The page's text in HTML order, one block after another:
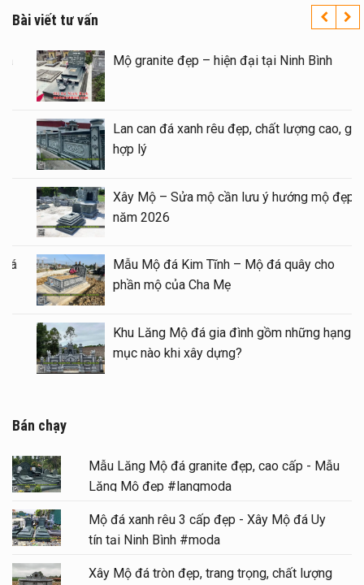
Bài viết tư vấn
Xây Lăng Mộ đá uy tín trên toàn quốc – Đá
Mỹ Nghệ Ninh Bình
Báo giá xây Mộ đá đôi 1 mái đẹp tại Ninh
Bình cuối năm 2026
Kinh nghiệm xây Mộ – sửa Mộ bằng Mẫu
Mộ đá đẹp, chất lượng
Mẫu Lăng thờ đá 1 mái đẹp – Long đình đá
1 mái
Mẫu Lầu thờ đá (Gian thờ đá) tại khu Lăng
Mộ gia tộc
Bán chạy
Mẫu Lăng Mộ đá granite đẹp, cao cấp - Mẫu
Lăng Mộ đẹp #langmoda
Mộ đá xanh rêu 3 cấp đẹp - Xây Mộ đá Uy
tín tại Ninh Bình #moda
Xây Mộ đá tròn đẹp, trang trọng, chất lượng